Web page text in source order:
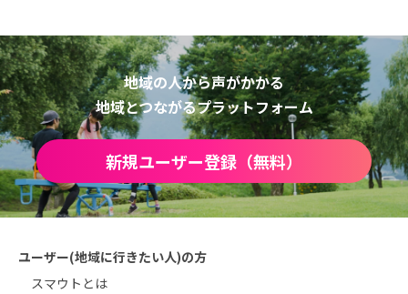
地域の人から声がかかる
地域とつながるプラットフォーム
新規ユーザー登録（無料）
ユーザー(地域に行きたい人)の方
スマウトとは